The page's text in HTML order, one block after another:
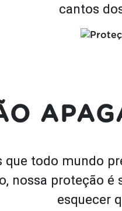
cantos
que todo mundo
nossa proteção
esquecer